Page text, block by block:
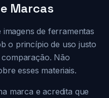
Marcas
de ferramentas
o princípio de uso justo
Não
esses materiais.
marca e acredita que